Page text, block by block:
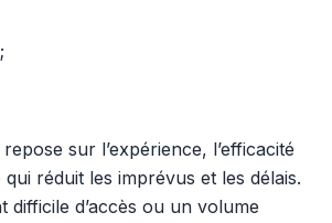
;
sur l’expérience, l’efficacité
qui réduit les imprévus et les délais.
difficile d’accès ou un volume